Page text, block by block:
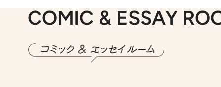
COMIC & ESSAY